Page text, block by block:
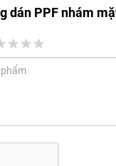
dán PPF nhám